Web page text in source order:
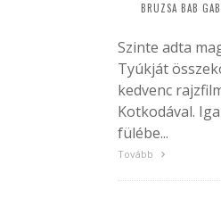
BRUZSA BAB
Szinte adta
Tyúkját
kedvenc
Kotkodával.
fülébe...
Tovább